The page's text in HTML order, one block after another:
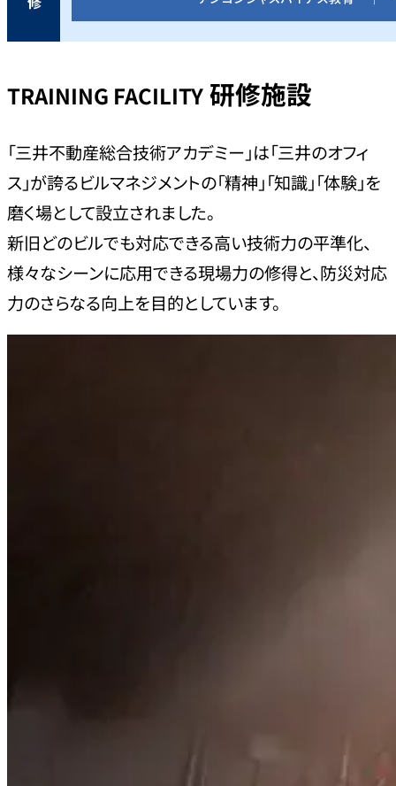
TRAINING FACILITY 研修施設
「三井不動産総合技術アカデミー」は「三井のオフィ
ス」が誇るビルマネジメントの「精神」「知識」「体験」を
磨く場として設立されました。
新旧どのビルでも対応できる高い技術力の平準化、
様々なシーンに応用できる現場力の修得と、防災対応
力のさらなる向上を目的としています。